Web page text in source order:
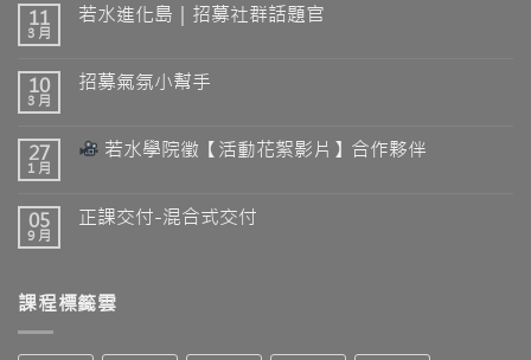
11
3 月
若水進化島｜招募社群話題官
10
3 月
招募氣氛小幫手
27
1 月
若水學院徵【活動花絮影片】合作夥伴
05
9 月
正課交付-混合式交付
課程標籤雲